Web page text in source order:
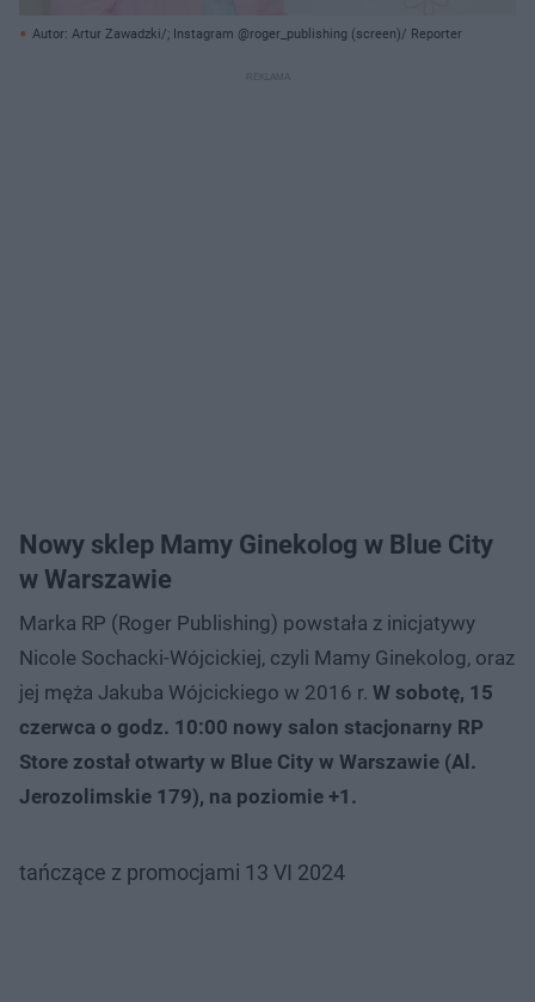
Autor: Artur Zawadzki/; Instagram @roger_publishing (screen)/ Reporter
Nowy sklep Mamy Ginekolog w Blue City
w Warszawie
Marka RP (Roger Publishing) powstała z inicjatywy
Nicole Sochacki-Wójcickiej, czyli Mamy Ginekolog, oraz
jej męża Jakuba Wójcickiego w 2016 r. W sobotę, 15
czerwca o godz. 10:00 nowy salon stacjonarny RP
Store został otwarty w Blue City w Warszawie (Al.
Jerozolimskie 179), na poziomie +1.
tańczące z promocjami 13 VI 2024